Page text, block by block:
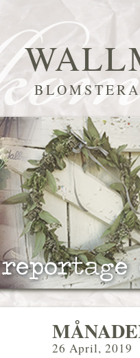
26 April, 2019